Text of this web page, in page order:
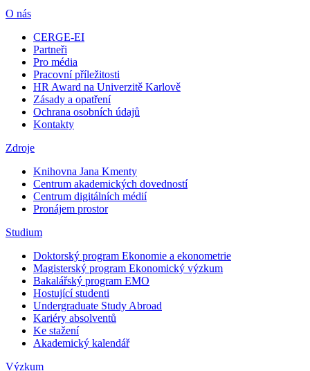
O nás
CERGE-EI
Partneři
Pro média
Pracovní příležitosti
HR Award na Univerzitě Karlově
Zásady a opatření
Ochrana osobních údajů
Kontakty
Zdroje
Knihovna Jana Kmenty
Centrum akademických dovedností
Centrum digitálních médií
Pronájem prostor
Studium
Doktorský program Ekonomie a ekonometrie
Magisterský program Ekonomický výzkum
Bakalářský program EMO
Hostující studenti
Undergraduate Study Abroad
Kariéry absolventů
Ke stažení
Akademický kalendář
Výzkum